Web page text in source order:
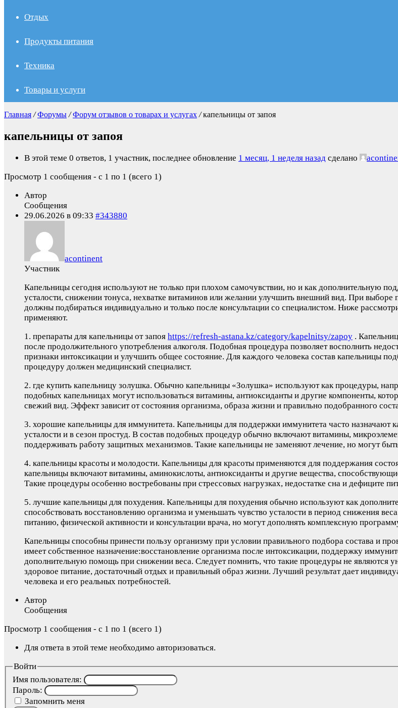
Отдых
Продукты питания
Техника
Товары и услуги
Главная / Форумы / Форум отзывов о товарах и услугах / капельницы от запоя
капельницы от запоя
В этой теме 0 ответов, 1 участник, последнее обновление 1 месяц, 1 неделя назад сделано
Просмотр 1 сообщения - с 1 по 1 (всего 1)
Автор
Сообщения
29.06.2026 в 09:33 #343880
acontinent
Участник
Капельницы сегодня используют не только при плохом самочувствии, но и как дополнительную
усталости, снижении тонуса, нехватке витаминов или желании улучшить внешний вид. При
должны подбираться индивидуально и только после консультации со специалистом. Ниже
применяют.
1. препараты для капельницы от запоя https://refresh-astana.kz/category/kapelnitsy/zapoy .
после продолжительного употребления алкоголя. Подобная процедура позволяет восполнить
признаки интоксикации и улучшить общее состояние. Для каждого человека состав капельницы
процедуру должен медицинский специалист.
2. где купить капельницу золушка. Обычно капельницы «Золушка» используют как процедуры,
подобных капельницах могут использоваться витамины, антиоксиданты и другие компоненты,
свежий вид. Эффект зависит от состояния организма, образа жизни и правильно подобранного
3. хорошие капельницы для иммунитета. Капельницы для поддержки иммунитета часто назначают
усталости и в сезон простуд. В состав подобных процедур обычно включают витамины,
поддерживать работу защитных механизмов. Такие капельницы не заменяют лечение, но могут
4. капельницы красоты и молодости. Капельницы для красоты применяются для поддержания
капельницы включают витамины, аминокислоты, антиоксиданты и другие вещества,
Такие процедуры особенно востребованы при стрессовых нагрузках, недостатке сна и дефиците
5. лучшие капельницы для похудения. Капельницы для похудения обычно используют как
способствовать восстановлению организма и уменьшать чувство усталости в период снижения
питанию, физической активности и консультации врача, но могут дополнять комплексную
Капельницы способны принести пользу организму при условии правильного подбора состава и
имеет собственное назначение:восстановление организма после интоксикации, поддержку
дополнительную помощь при снижении веса. Следует помнить, что такие процедуры не являются
здоровое питание, достаточный отдых и правильный образ жизни. Лучший результат дает
человека и его реальных потребностей.
Автор
Сообщения
Просмотр 1 сообщения - с 1 по 1 (всего 1)
Для ответа в этой теме необходимо авторизоваться.
Войти
Имя пользователя:
Пароль:
Запомнить меня